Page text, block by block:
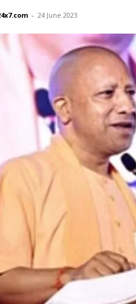
- 24 June 2023